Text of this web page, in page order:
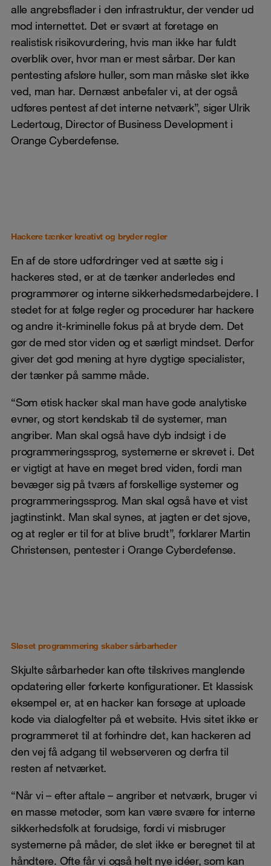
alle angrebsflader i den infrastruktur, der vender ud
mod internettet. Det er svært at foretage en
realistisk risikovurdering, hvis man ikke har fuldt
overblik over, hvor man er mest sårbar. Der kan
pentesting afsløre huller, som man måske slet ikke
ved, man har. Dernæst anbefaler vi, at der også
udføres pentest af det interne netværk”, siger Ulrik
Ledertoug, Director of Business Development i
Orange Cyberdefense.
Hackere tænker kreativt og bryder regler
En af de store udfordringer ved at sætte sig i
hackeres sted, er at de tænker anderledes end
programmører og interne sikkerhedsmedarbejdere. I
stedet for at følge regler og procedurer har hackere
og andre it-kriminelle fokus på at bryde dem. Det
gør de med stor viden og et særligt mindset. Derfor
giver det god mening at hyre dygtige specialister,
der tænker på samme måde.
“Som etisk hacker skal man have gode analytiske
evner, og stort kendskab til de systemer, man
angriber. Man skal også have dyb indsigt i de
programmeringssprog, systemerne er skrevet i. Det
er vigtigt at have en meget bred viden, fordi man
bevæger sig på tværs af forskellige systemer og
programmeringssprog. Man skal også have et vist
jagtinstinkt. Man skal synes, at jagten er det sjove,
og at regler er til for at blive brudt”, forklarer Martin
Christensen, pentester i Orange Cyberdefense.
Sløset programmering skaber sårbarheder
Skjulte sårbarheder kan ofte tilskrives manglende
opdatering eller forkerte konfigurationer. Et klassisk
eksempel er, at en hacker kan forsøge at uploade
kode via dialogfelter på et website. Hvis sitet ikke er
programmeret til at forhindre det, kan hackeren ad
den vej få adgang til webserveren og derfra til
resten af netværket.
“Når vi – efter aftale – angriber et netværk, bruger vi
en masse metoder, som kan være svære for interne
sikkerhedsfolk at forudsige, fordi vi misbruger
systemerne på måder, de slet ikke er beregnet til at
håndtere. Ofte får vi også helt nye idéer, som kan